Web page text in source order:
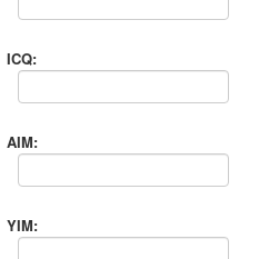
ICQ:
AIM:
YIM: